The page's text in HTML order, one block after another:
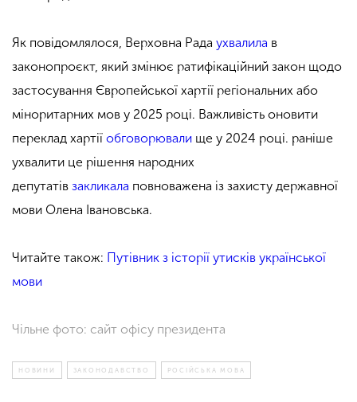
Як повідомлялося, Верховна Рада ухвалила в
законопроєкт, який змінює ратифікаційний закон щодо
застосування Європейської хартії регіональних або
міноритарних мов у 2025 році. Важливість оновити
переклад хартії обговорювали ще у 2024 році. раніше
ухвалити це рішення народних
депутатів закликала повноважена із захисту державної
мови Олена Івановська.
Читайте також: Путівник з історії утисків української
мови
Чільне фото: сайт офісу президента
НОВИНИ ЗАКОНОДАВСТВО РОСІЙСЬКА МОВА